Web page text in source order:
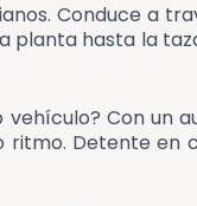
Conduce a
planta hasta la
Con un
Detente en